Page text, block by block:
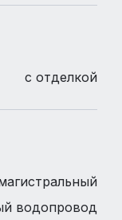
с отделкой
водопровод